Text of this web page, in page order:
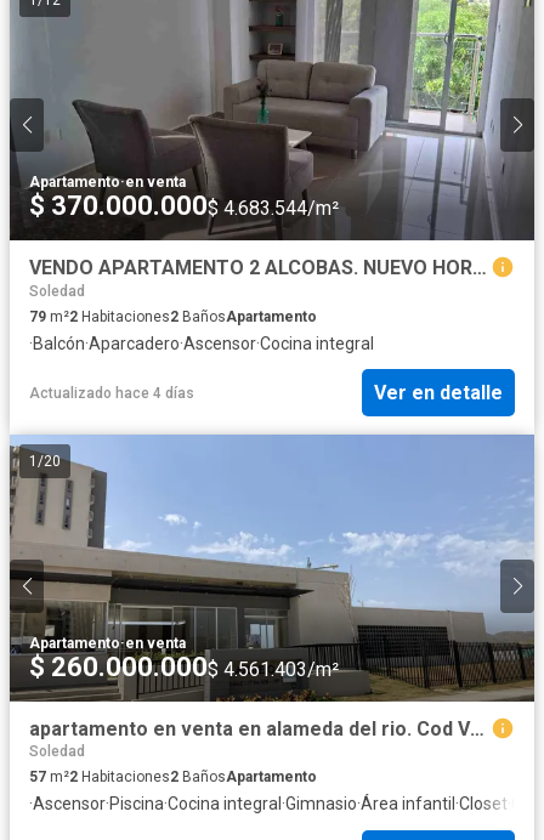
Apartamento·en venta
$ 370.000.000$ 4.683.544/m²
VENDO APARTAMENTO 2 ALCOBAS. NUEVO HORIZONTE
Soledad
79 m²2 Habitaciones2 BañosApartamento
·Balcón·Aparcadero·Ascensor·Cocina integral
Actualizado hace 4 días Ver en detalle
1 /20
Apartamento·en venta
$ 260.000.000$ 4.561.403/m²
apartamento en venta en alameda del rio. Cod V107783
Soledad
57 m²2 Habitaciones2 BañosApartamento
·Ascensor·Piscina·Cocina integral ·Gimnasio·Área infantil ·Closet